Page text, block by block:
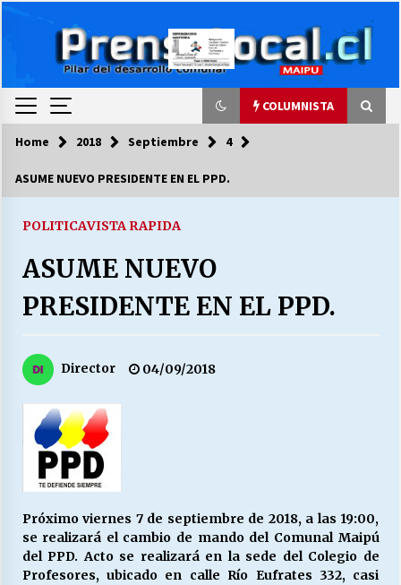
COLUMNISTA
COLUMNISTA
cuándo van a bajar?
HISTORIA
“ORGULLOSOS DE SER DC” SALUDA EL
Escuela hospitalaria El Carmen de Maipu.
25/06/2026
Home 2018 Septiembre 4
ASUME NUEVO PRESIDENTE EN EL PPD.
POLITICAVISTA RAPIDA
ASUME NUEVO
PRESIDENTE EN EL PPD.
Director 04/09/2018
Próximo viernes 7 de septiembre de 2018, a las 19:00,
se realizará el cambio de mando del Comunal Maipú
del PPD. Acto se realizará en la sede del Colegio de
Profesores, ubicado en calle Río Eufrates 332, casi